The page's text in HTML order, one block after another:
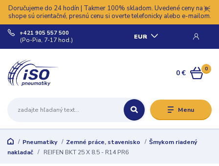
Doručujeme do 24 hodín | Takmer 100% skladom. Uvedené ceny na e-
shope sú orientačné, presnú cenu si overte telefonicky alebo e-mailom.
Menu
EUR
+421 905 557 500
(Po-Pia, 7-17 hod.)
0
0 €
Pneumatiky Zemné práce, stavenisko
Šmykom riadený
nakladač
REIFEN BKT 25 X 8.5 - R14 PR6